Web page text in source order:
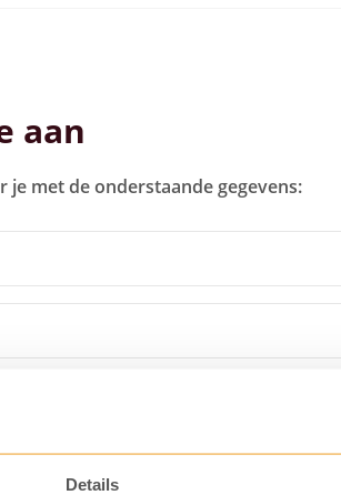
Details
aan
met de onderstaande gegevens: